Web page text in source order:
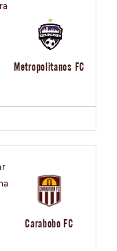
Metropolitanos FC
Carabobo FC